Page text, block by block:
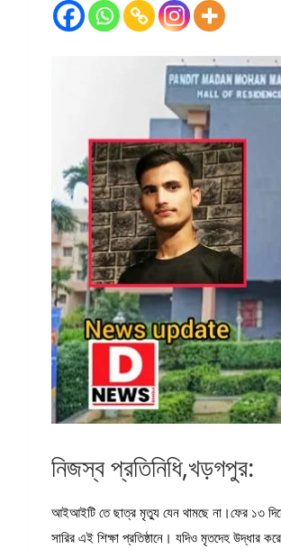
নিজস্ব প্রতিনিধি,খড়গপুর:
আইআইটি তে ছাত্র মৃত্যু যেন থামছে না।ফের ১৩
সারির এই শিক্ষা প্রতিষ্ঠানে। যদিও মৃতদেহ উদ্ধার